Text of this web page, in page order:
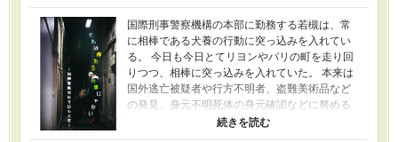
国際刑事警察機構の本部に勤務する若槻は、常
に相棒である犬養の行動に突っ込みを入れてい
る。 今日も今日とてリヨンやパリの町を走り回
りつつ、相棒に突っ込みを入れていた。 本来は
国外逃亡被疑者や行方不明者、盗難美術品など
の発見、身元不明死体の身元確認などに努める
「国際手配制度」や、国際犯罪および国際犯罪